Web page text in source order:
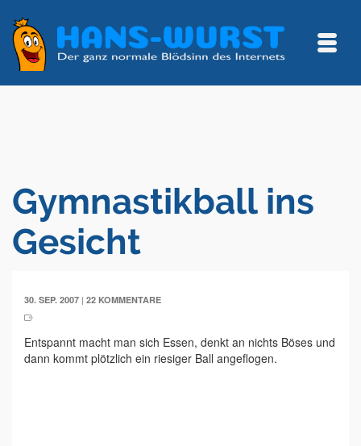
Gymnastikball ins
Gesicht
30. SEP. 2007 | 22 KOMMENTARE
Entspannt macht man sich Essen, denkt an nichts Böses und
dann kommt plötzlich ein riesiger Ball angeflogen.